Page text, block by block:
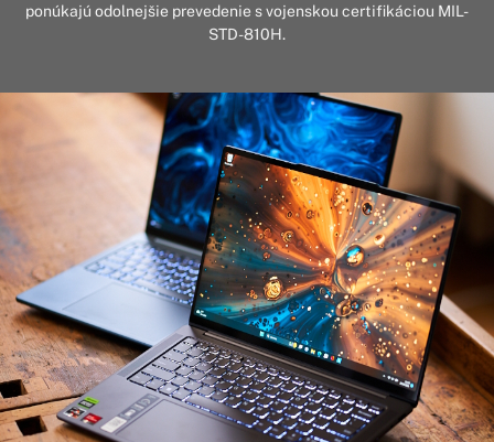
ponúkajú odolnejšie prevedenie s vojenskou certifikáciou MIL-
STD-810H.